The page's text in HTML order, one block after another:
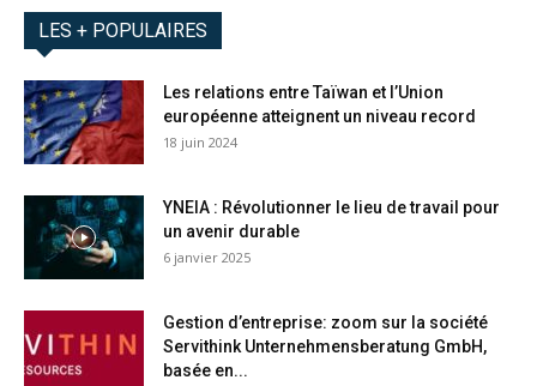
LES + POPULAIRES
Les relations entre Taïwan et l’Union
européenne atteignent un niveau record
18 juin 2024
YNEIA : Révolutionner le lieu de travail pour
un avenir durable
6 janvier 2025
Gestion d’entreprise: zoom sur la société
Servithink Unternehmensberatung GmbH,
basée en...